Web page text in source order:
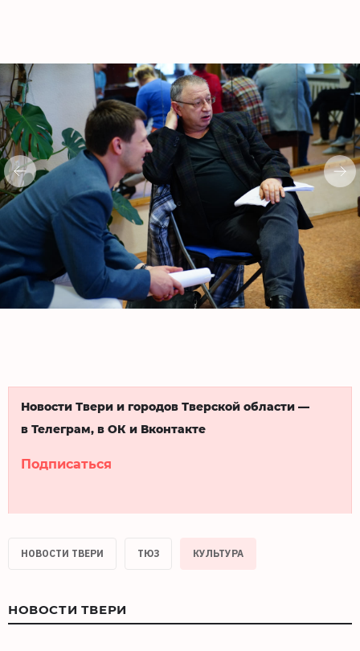
Новости Твери и городов Тверской области —
в Телеграм, в ОК и Вконтакте
Подписаться
НОВОСТИ ТВЕРИ ТЮЗ КУЛЬТУРА
НОВОСТИ ТВЕРИ